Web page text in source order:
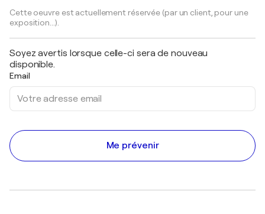
Cette oeuvre est actuellement réservée (par un client, pour une
exposition...).
Soyez avertis lorsque celle-ci sera de nouveau
disponible.
Email
Me prévenir